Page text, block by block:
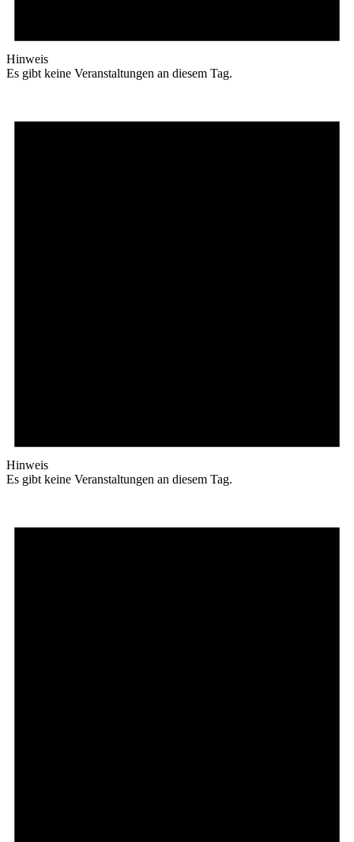
Hinweis
Es gibt keine Veranstaltungen an diesem Tag.
Hinweis
Es gibt keine Veranstaltungen an diesem Tag.